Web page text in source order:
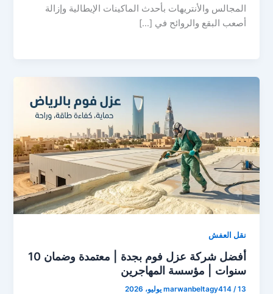
المجالس والأنتريهات بأحدث الماكينات الإيطالية وإزالة
أصعب البقع والروائح في […]
نقل العفش
أفضل شركة عزل فوم بجدة | معتمدة وضمان 10
سنوات | مؤسسة المهاجرين
marwanbeltagy414 /13 يوليو، 2026